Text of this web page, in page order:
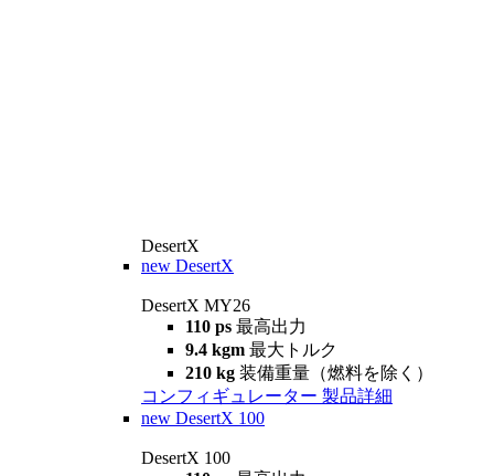
DesertX
new DesertX
DesertX MY26
110 ps 最高出力
9.4 kgm 最大トルク
210 kg 装備重量（燃料を除く）
コンフィギュレーター 製品詳細
new DesertX 100
DesertX 100